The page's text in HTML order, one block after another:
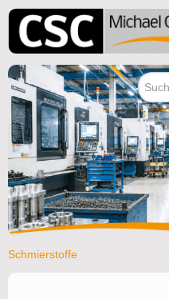
Schmierstoffe